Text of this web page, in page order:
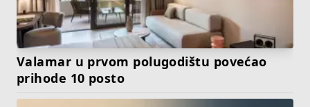
Valamar u prvom polugodištu povećao
prihode 10 posto